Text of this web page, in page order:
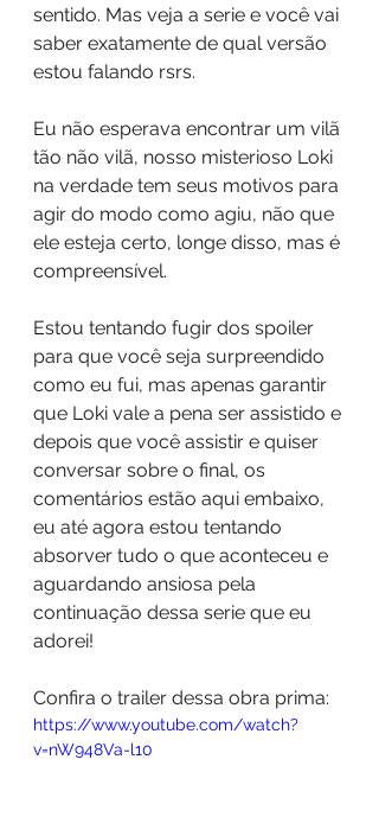
sentido. Mas veja a serie e você vai
saber exatamente de qual versão
estou falando rsrs.
Eu não esperava encontrar um vilã
tão não vilã, nosso misterioso Loki
na verdade tem seus motivos para
agir do modo como agiu, não que
ele esteja certo, longe disso, mas é
compreensível.
Estou tentando fugir dos spoiler
para que você seja surpreendido
como eu fui, mas apenas garantir
que Loki vale a pena ser assistido e
depois que você assistir e quiser
conversar sobre o final, os
comentários estão aqui embaixo,
eu até agora estou tentando
absorver tudo o que aconteceu e
aguardando ansiosa pela
continuação dessa serie que eu
adorei!
Confira o trailer dessa obra prima:
https://www.youtube.com/watch?
v=nW948Va-l10